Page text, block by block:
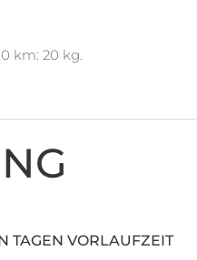
km: 20 kg.
TAGEN VORLAUFZEIT